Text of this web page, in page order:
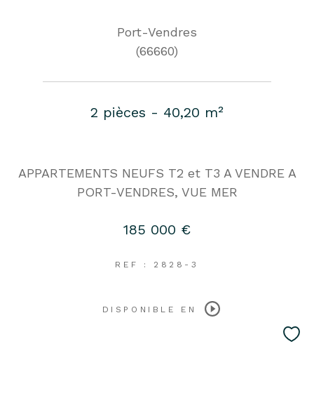
Port-Vendres
(66660)
2 pièces - 40,20 m²
APPARTEMENTS NEUFS T2 et T3 A VENDRE A
PORT-VENDRES, VUE MER
185 000 €
REF : 2828-3
DISPONIBLE EN